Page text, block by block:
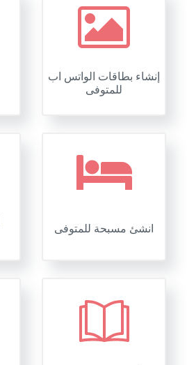
إنشاء بطاقات الواتس اب
للمتوفى
انشئ مسبحة للمتوفى